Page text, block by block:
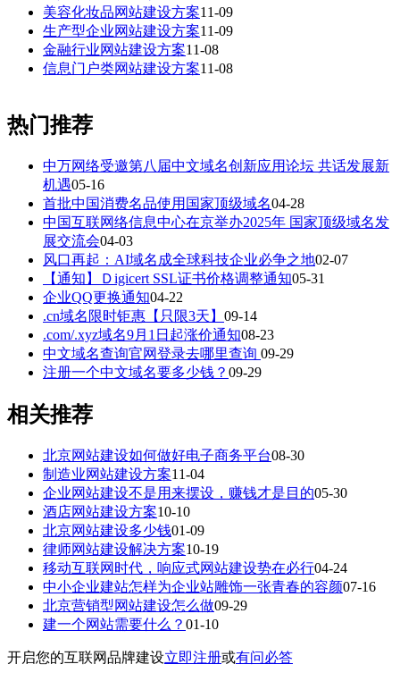
美容化妆品网站建设方案11-09
生产型企业网站建设方案11-09
金融行业网站建设方案11-08
信息门户类网站建设方案11-08
热门推荐
中万网络受邀第八届中文域名创新应用论坛 共话发展新
机遇05-16
首批中国消费名品使用国家顶级域名04-28
中国互联网络信息中心在京举办2025年 国家顶级域名发
展交流会04-03
风口再起：AI域名成全球科技企业必争之地02-07
【通知】Ｄigicert SSL证书价格调整通知05-31
企业QQ更换通知04-22
.cn域名限时钜惠【只限3天】 09-14
.com/.xyz域名9月1日起涨价通知08-23
中文域名查询官网登录去哪里查询 09-29
注册一个中文域名要多少钱？ 09-29
相关推荐
北京网站建设如何做好电子商务平台08-30
制造业网站建设方案11-04
企业网站建设不是用来摆设，赚钱才是目的05-30
酒店网站建设方案10-10
北京网站建设多少钱01-09
律师网站建设解决方案10-19
移动互联网时代，响应式网站建设势在必行04-24
中小企业建站怎样为企业站雕饰一张青春的容颜07-16
北京营销型网站建设怎么做09-29
建一个网站需要什么？ 01-10
开启您的互联网品牌建设立即注册或有问必答